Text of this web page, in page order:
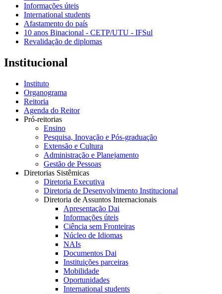
Informações úteis
International students
Afastamento do país
10 anos Binacional - CETP/UTU - IFSul
Revalidação de diplomas
Institucional
Instituto
Organograma
Reitoria
Agenda do Reitor
Pró-reitorias
Ensino
Pesquisa, Inovação e Pós-graduação
Extensão e Cultura
Administração e Planejamento
Gestão de Pessoas
Diretorias Sistêmicas
Diretoria Executiva
Diretoria de Desenvolvimento Institucional
Diretoria de Assuntos Internacionais
Apresentação Dai
Informações úteis
Ciência sem Fronteiras
Núcleo de Idiomas
NAIs
Documentos Dai
Instituições parceiras
Mobilidade
Oportunidades
International students